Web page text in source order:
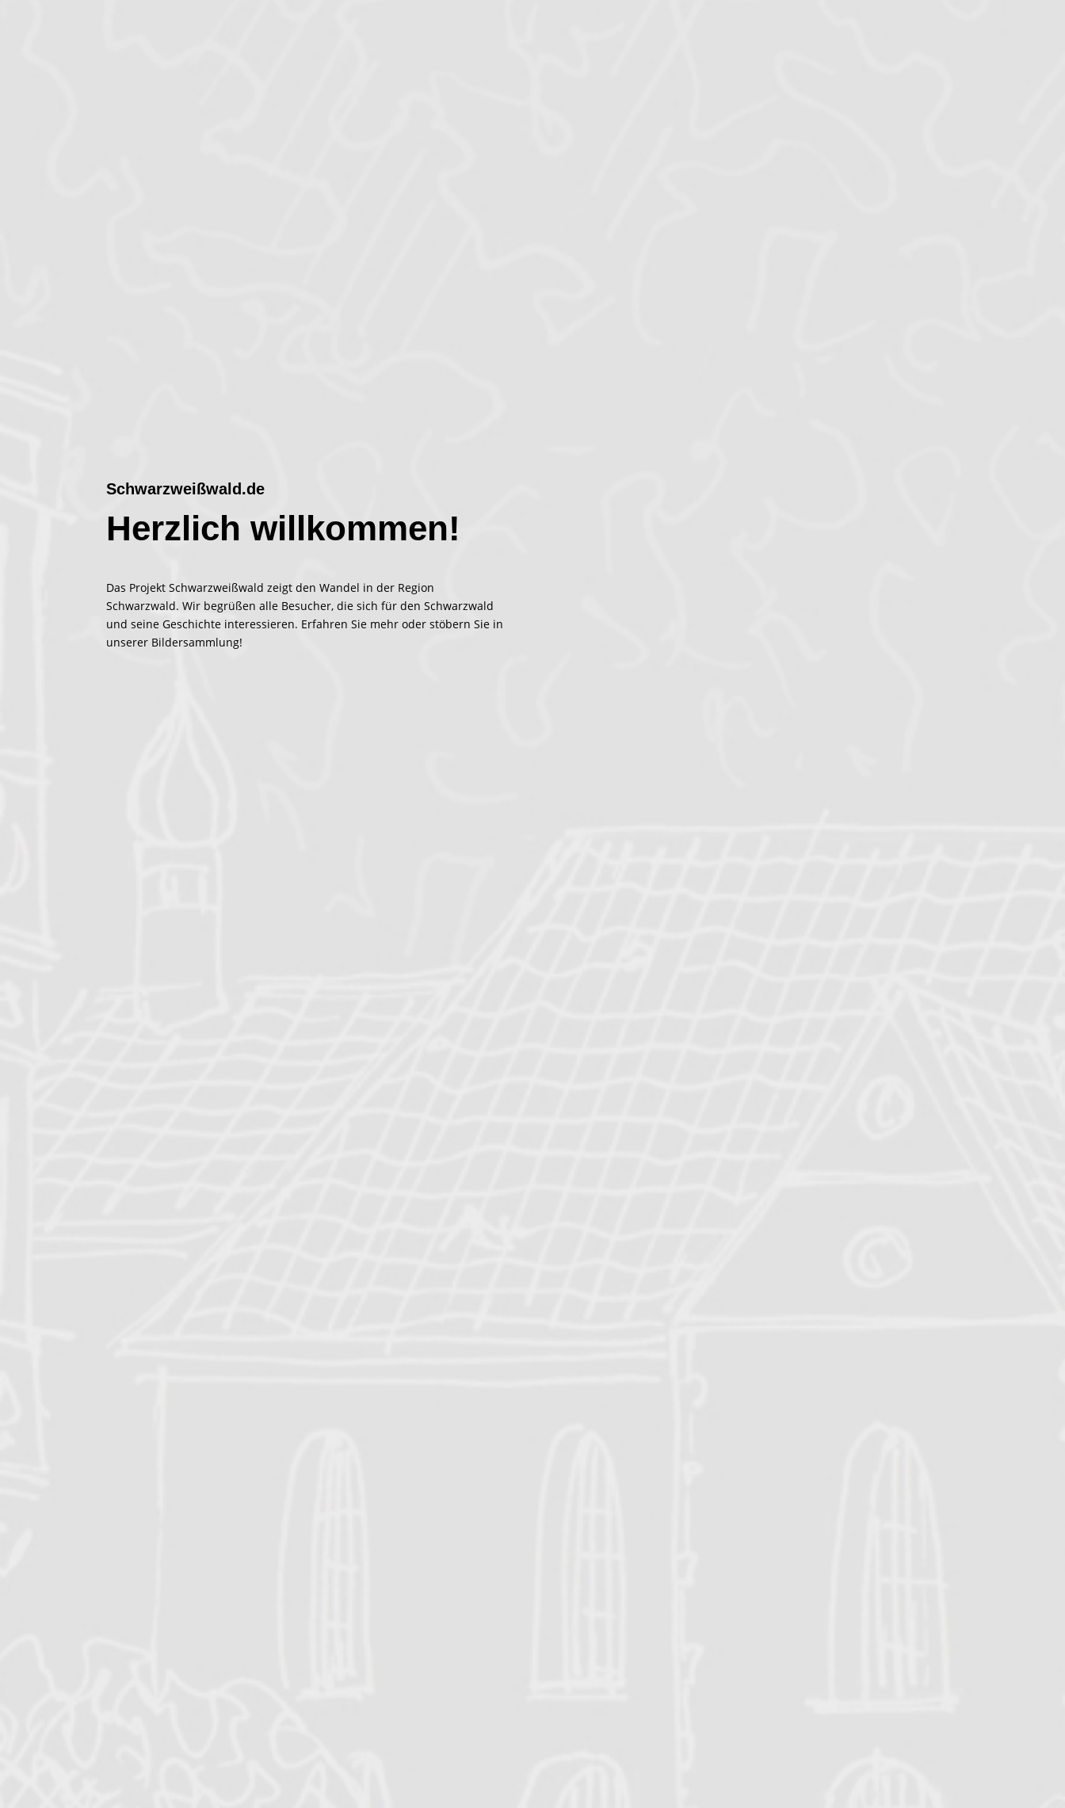
Schwarzweißwald.de
Herzlich willkommen!
Das Projekt Schwarzweißwald zeigt den Wandel in der Region
Schwarzwald. Wir begrüßen alle Besucher, die sich für den Schwarzwald
und seine Geschichte interessieren. Erfahren Sie mehr oder stöbern Sie in
unserer Bildersammlung!